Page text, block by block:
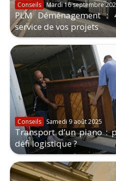
Conseils Mardi 16 septembre
PLM Déménagement :
service de vos projets
Conseils Samedi 9 août 2025
Transport d’un piano :
défi logistique ?